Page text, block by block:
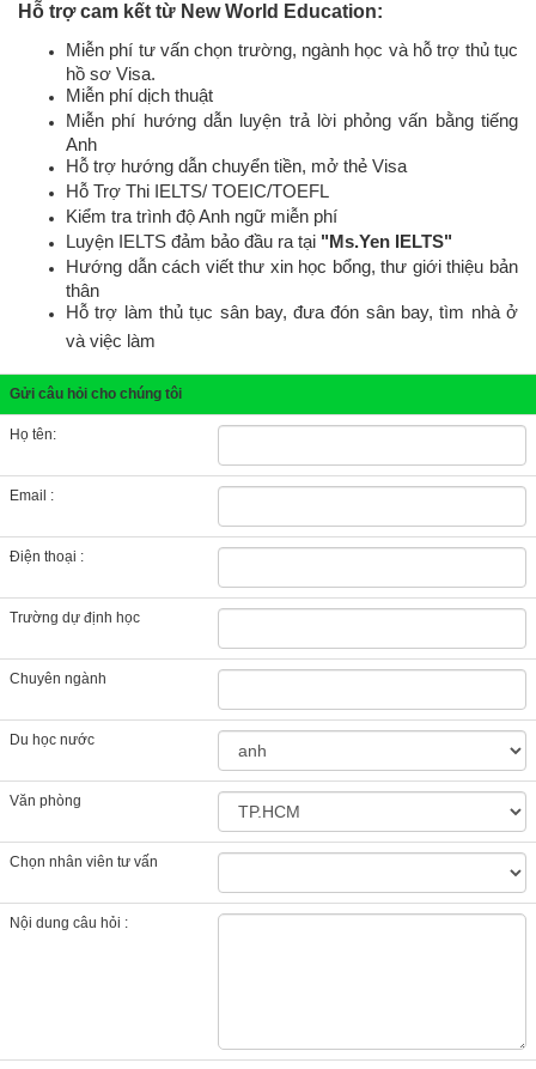
Hỗ trợ cam kết từ New World Education:
Miễn phí tư vấn chọn trường, ngành học và hỗ trợ thủ tục
hồ sơ Visa.
Miễn phí dịch thuật
Miễn phí hướng dẫn luyện trả lời phỏng vấn bằng tiếng
Anh
Hỗ trợ hướng dẫn chuyển tiền, mở thẻ Visa
Hỗ Trợ Thi IELTS/ TOEIC/TOEFL
Kiểm tra trình độ Anh ngữ miễn phí
Luyện IELTS đảm bảo đầu ra tại "Ms.Yen IELTS"
Hướng dẫn cách viết thư xin học bổng, thư giới thiệu bản
thân
Hỗ trợ làm thủ tục sân bay, đưa đón sân bay, tìm nhà ở
và việc làm
Gửi câu hỏi cho chúng tôi
Họ tên:
Email :
Điện thoại :
Trường dự định học
Chuyên ngành
Du học nước
Văn phòng
Chọn nhân viên tư vấn
Nội dung câu hỏi :